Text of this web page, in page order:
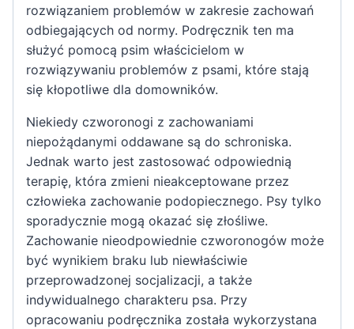
rozwiązaniem problemów w zakresie zachowań
odbiegających od normy. Podręcznik ten ma
służyć pomocą psim właścicielom w
rozwiązywaniu problemów z psami, które stają
się kłopotliwe dla domowników.
Niekiedy czworonogi z zachowaniami
niepożądanymi oddawane są do schroniska.
Jednak warto jest zastosować odpowiednią
terapię, która zmieni nieakceptowane przez
człowieka zachowanie podopiecznego. Psy tylko
sporadycznie mogą okazać się złośliwe.
Zachowanie nieodpowiednie czworonogów może
być wynikiem braku lub niewłaściwie
przeprowadzonej socjalizacji, a także
indywidualnego charakteru psa. Przy
opracowaniu podręcznika została wykorzystana